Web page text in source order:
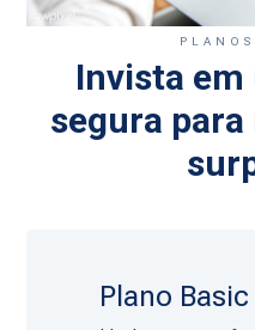
Invista
segura
Plano Basic